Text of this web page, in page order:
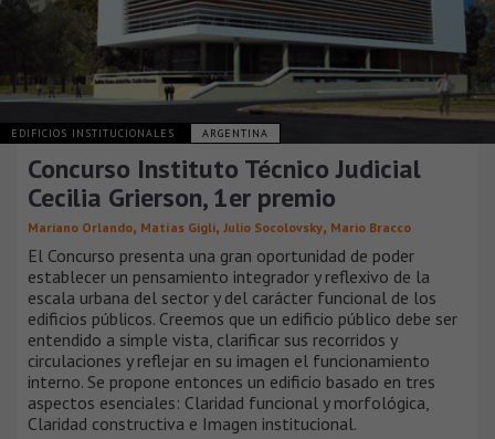
EDIFICIOS INSTITUCIONALES ARGENTINA
Concurso Instituto Técnico Judicial
Cecilia Grierson, 1er premio
Mariano Orlando, Matías Gigli, Julio Socolovsky, Mario Bracco
El Concurso presenta una gran oportunidad de poder
establecer un pensamiento integrador y reflexivo de la
escala urbana del sector y del carácter funcional de los
edificios públicos. Creemos que un edificio público debe ser
entendido a simple vista, clarificar sus recorridos y
circulaciones y reflejar en su imagen el funcionamiento
interno. Se propone entonces un edificio basado en tres
aspectos esenciales: Claridad funcional y morfológica,
Claridad constructiva e Imagen institucional.